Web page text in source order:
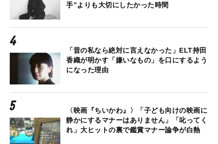
手”よりも大切にしたかった時間
「昔の私なら絶対に言えなかった」ELT持田
香織が明かす「嫌いなもの」を口にするよう
になった理由
〈映画『ちいかわ』〉「子ども向けの映画に
静かにするマナーはありません」「叱ってく
れ」大ヒットの裏で鑑賞マナー論争が白熱